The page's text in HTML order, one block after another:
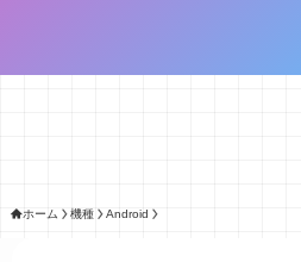
ホーム 機種 Android